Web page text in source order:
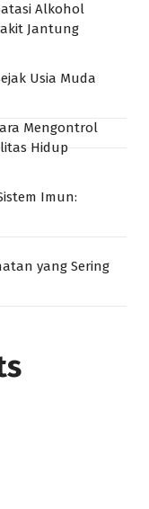
Alkohol
Jantung
Usia Muda
Mengontrol
Hidup
Imun:
yang Sering